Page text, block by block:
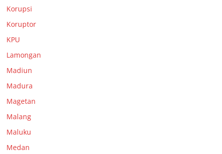
Korupsi
Koruptor
KPU
Lamongan
Madiun
Madura
Magetan
Malang
Maluku
Medan